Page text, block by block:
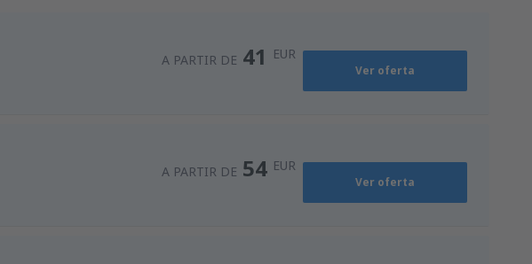
A PARTIR DE 41 EUR
Ver oferta
A PARTIR DE 54 EUR
Ver oferta